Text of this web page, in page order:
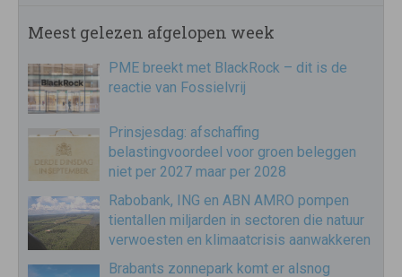
Meest gelezen afgelopen week
PME breekt met BlackRock – dit is de
reactie van Fossielvrij
Prinsjesdag: afschaffing
belastingvoordeel voor groen beleggen
niet per 2027 maar per 2028
Rabobank, ING en ABN AMRO pompen
tientallen miljarden in sectoren die natuur
verwoesten en klimaatcrisis aanwakkeren
Brabants zonnepark komt er alsnog